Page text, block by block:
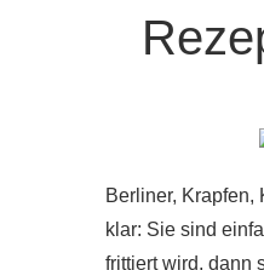
Berliner,
klar: Sie sind
frittiert wird, dann